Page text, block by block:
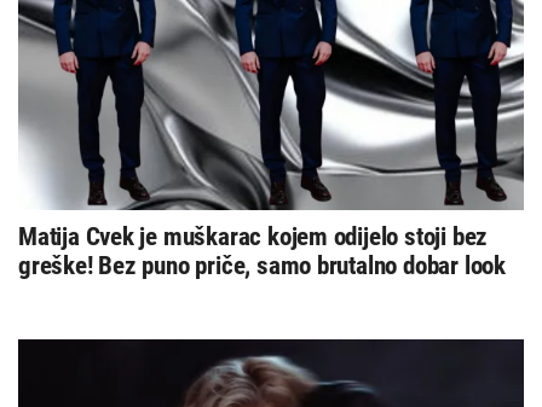
Matija Cvek je muškarac kojem odijelo stoji bez
greške! Bez puno priče, samo brutalno dobar look